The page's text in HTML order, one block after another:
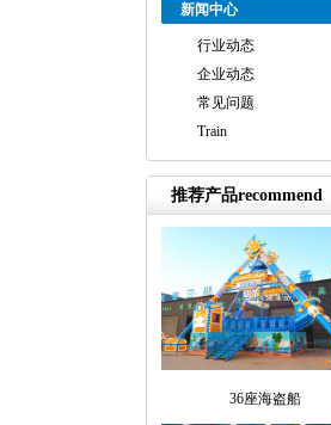
新闻中心
行业动态
企业动态
常见问题
Train
推荐产品recommend
36座海盗船